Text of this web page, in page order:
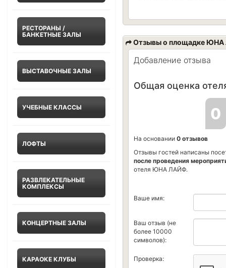
РЕСТОРАНЫ /
БАНКЕТНЫЕ ЗАЛЫ
ВЫСТАВОЧНЫЕ ЗАЛЫ
УЧЕБНЫЕ КЛАССЫ
ЛОФТЫ
РАЗВЛЕКАТЕЛЬНЫЕ
КОМПЛЕКСЫ
КОНЦЕРТНЫЕ ЗАЛЫ
КАРАОКЕ КЛУБЫ
Отзывы о площадке
Добавление отзыва
Общая оценка
0
На основании 0 отзывов
Отзывы гостей написаны
после проведения
отеля ЮНА ЛАЙФ.
Ваше имя:
Ваш отзыв (не
более 10000
символов):
Проверка: